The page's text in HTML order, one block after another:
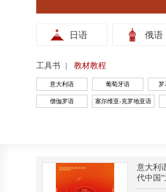
日语 俄语
工具书 教材教程
意大利语 葡萄牙语 罗
僧伽罗语 塞尔维亚-克罗地亚语
意大利
代中国”